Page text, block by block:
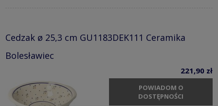
Cedzak ø 25,3 cm GU1183DEK111 Ceramika
Bolesławiec
221,90 zł
POWIADOM O
DOSTĘPNOŚCI